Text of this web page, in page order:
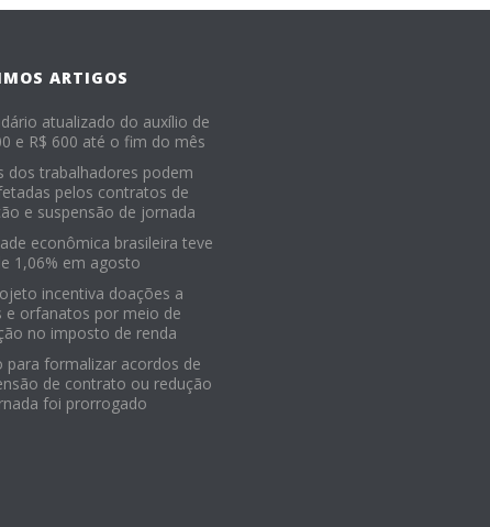
ARTIGOS
atualizado do auxílio de
e R$ 600 até o fim do mês
dos trabalhadores podem
pelos contratos de
e suspensão de jornada
econômica brasileira teve
1,06% em agosto
incentiva doações a
e orfanatos por meio de
no imposto de renda
para formalizar acordos de
de contrato ou redução
foi prorrogado